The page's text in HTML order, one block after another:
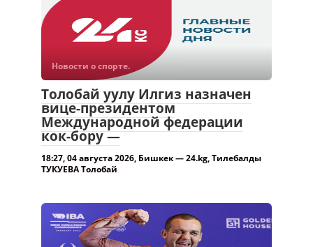
Новости о спорте.
Толобай уулу Илгиз назначен
вице-президентом
Международной федерации
кок-бору —
18:27, 04 августа 2026, Бишкек — 24.kg, Тилебалды
ТУКУЕВА Толобай